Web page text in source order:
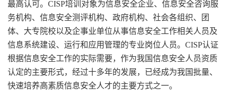
最高认可。CISP培训对象为信息安全企业、信息安全咨询服
务机构、信息安全测评机构、政府机构、社会各组织、团
体、大专院校以及企事业单位从事信息安全工作相关人员及
信息系统建设、运行和应用管理的专业岗位人员。CISP认证
根据信息安全工作的实际需要，作为我国信息安全人员资质
认定的主要形式，经过十多年的发展，已经成为我国批量、
快速培养高素质信息安全人才的主要方式之一。